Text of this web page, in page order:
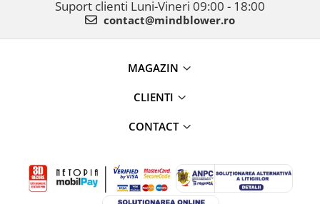
Suport clienti Luni-Vineri 09:00 - 18:00
contact@mindblower.ro
MAGAZIN
CLIENTI
CONTACT